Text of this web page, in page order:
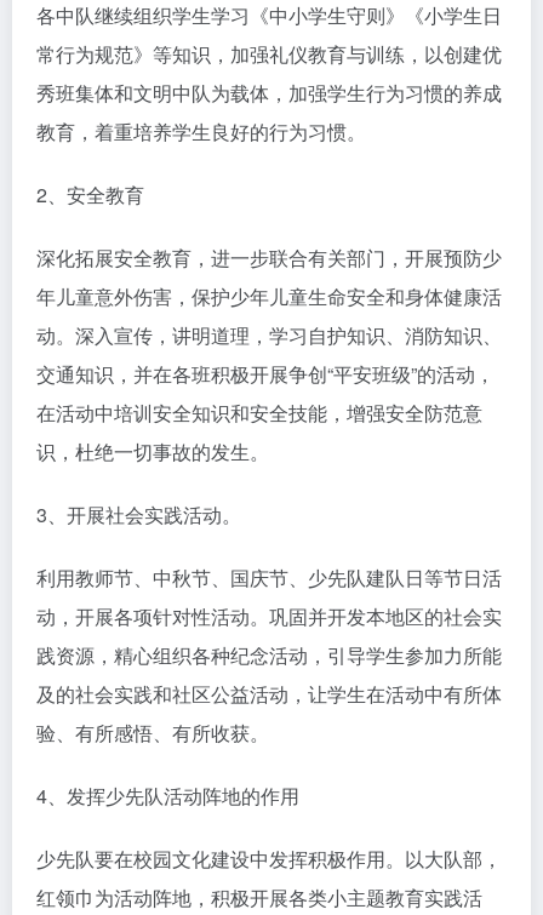
各中队继续组织学生学习《中小学生守则》《小学生日
常行为规范》等知识，加强礼仪教育与训练，以创建优
秀班集体和文明中队为载体，加强学生行为习惯的养成
教育，着重培养学生良好的行为习惯。
2、安全教育
深化拓展安全教育，进一步联合有关部门，开展预防少
年儿童意外伤害，保护少年儿童生命安全和身体健康活
动。深入宣传，讲明道理，学习自护知识、消防知识、
交通知识，并在各班积极开展争创“平安班级”的活动，
在活动中培训安全知识和安全技能，增强安全防范意
识，杜绝一切事故的发生。
3、开展社会实践活动。
利用教师节、中秋节、国庆节、少先队建队日等节日活
动，开展各项针对性活动。巩固并开发本地区的社会实
践资源，精心组织各种纪念活动，引导学生参加力所能
及的社会实践和社区公益活动，让学生在活动中有所体
验、有所感悟、有所收获。
4、发挥少先队活动阵地的作用
少先队要在校园文化建设中发挥积极作用。以大队部，
红领巾为活动阵地，积极开展各类小主题教育实践活